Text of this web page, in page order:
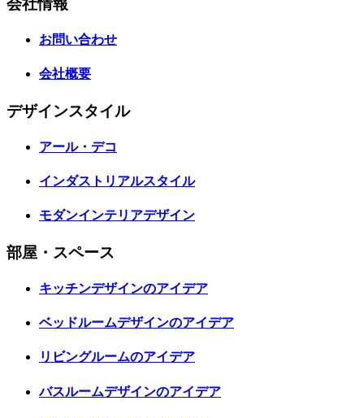
会社情報
お問い合わせ
会社概要
デザインスタイル
アール・デコ
インダストリアルスタイル
モダンインテリアデザイン
部屋・スペース
キッチンデザインのアイデア
ベッドルームデザインのアイデア
リビングルームのアイデア
バスルームデザインのアイデア